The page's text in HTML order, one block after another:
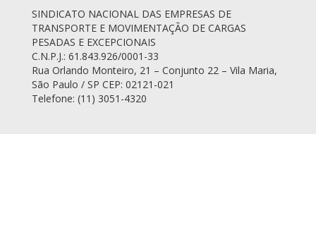
SINDICATO NACIONAL DAS EMPRESAS DE
TRANSPORTE E MOVIMENTAÇÃO DE CARGAS
PESADAS E EXCEPCIONAIS
C.N.P.J.: 61.843.926/0001-33
Rua Orlando Monteiro, 21 – Conjunto 22 – Vila Maria,
São Paulo / SP CEP: 02121-021
Telefone: (11) 3051-4320